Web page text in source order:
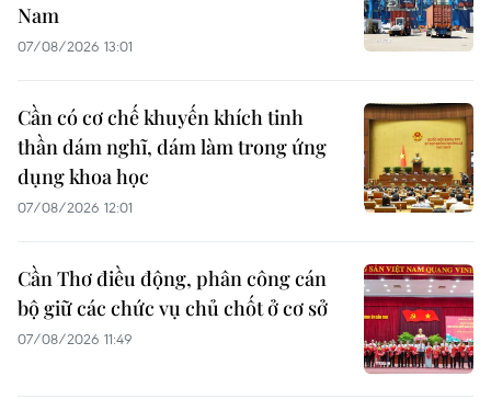
Nam
07/08/2026 13:01
Cần có cơ chế khuyến khích tinh
thần dám nghĩ, dám làm trong ứng
dụng khoa học
07/08/2026 12:01
Cần Thơ điều động, phân công cán
bộ giữ các chức vụ chủ chốt ở cơ sở
07/08/2026 11:49